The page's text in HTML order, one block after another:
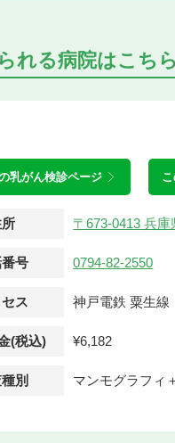
れる病院はこちら
乳がん検診ページ
〒673-0413 兵
号 0794-82-2550
ス 神戸電鉄 粟生線
(税込) ¥6,182
別 マンモグラフィ